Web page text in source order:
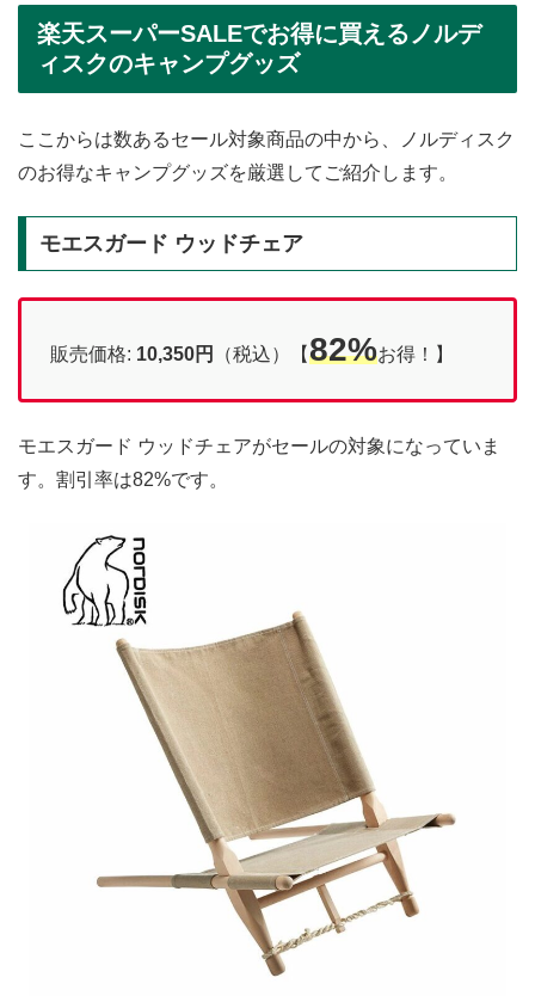
楽天スーパーSALEでお得に買えるノルデ
ィスクのキャンプグッズ
ここからは数あるセール対象商品の中から、ノルディスク
のお得なキャンプグッズを厳選してご紹介します。
モエスガード ウッドチェア
販売価格: 10,350円 （税込）【82%お得！】
モエスガード ウッドチェアがセールの対象になっていま
す。割引率は82%です。